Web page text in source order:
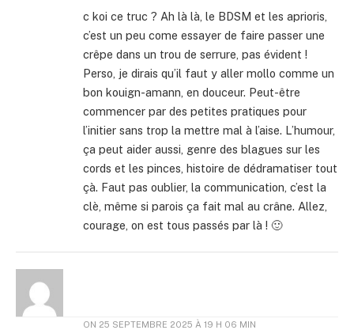
c koi ce truc ? Ah là là, le BDSM et les aprioris,
c’est un peu come essayer de faire passer une
crêpe dans un trou de serrure, pas évident !
Perso, je dirais qu’il faut y aller mollo comme un
bon kouign-amann, en douceur. Peut-être
commencer par des petites pratiques pour
l’initier sans trop la mettre mal à l’aise. L’humour,
ça peut aider aussi, genre des blagues sur les
cords et les pinces, histoire de dédramatiser tout
çà. Faut pas oublier, la communication, c’est la
clè, même si parois ça fait mal au crâne. Allez,
courage, on est tous passés par là ! 🙂
ON 25 SEPTEMBRE 2025 À 19 H 06 MIN